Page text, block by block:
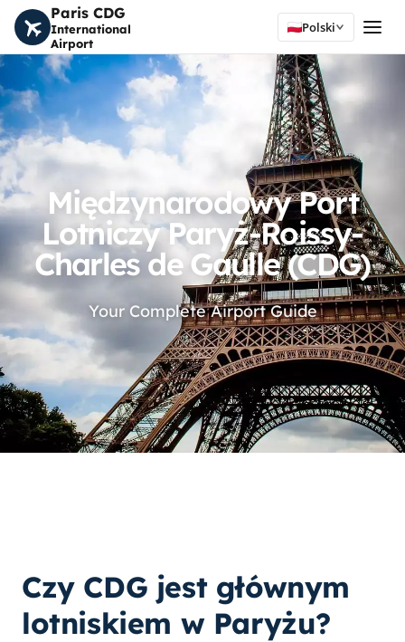
Paris CDG
International
Airport
Polski
Międzynarodowy Port
Lotniczy Paryż-Roissy-
Charles de Gaulle (CDG)
Your Complete Airport Guide
Czy CDG jest głównym
lotniskiem w Paryżu?